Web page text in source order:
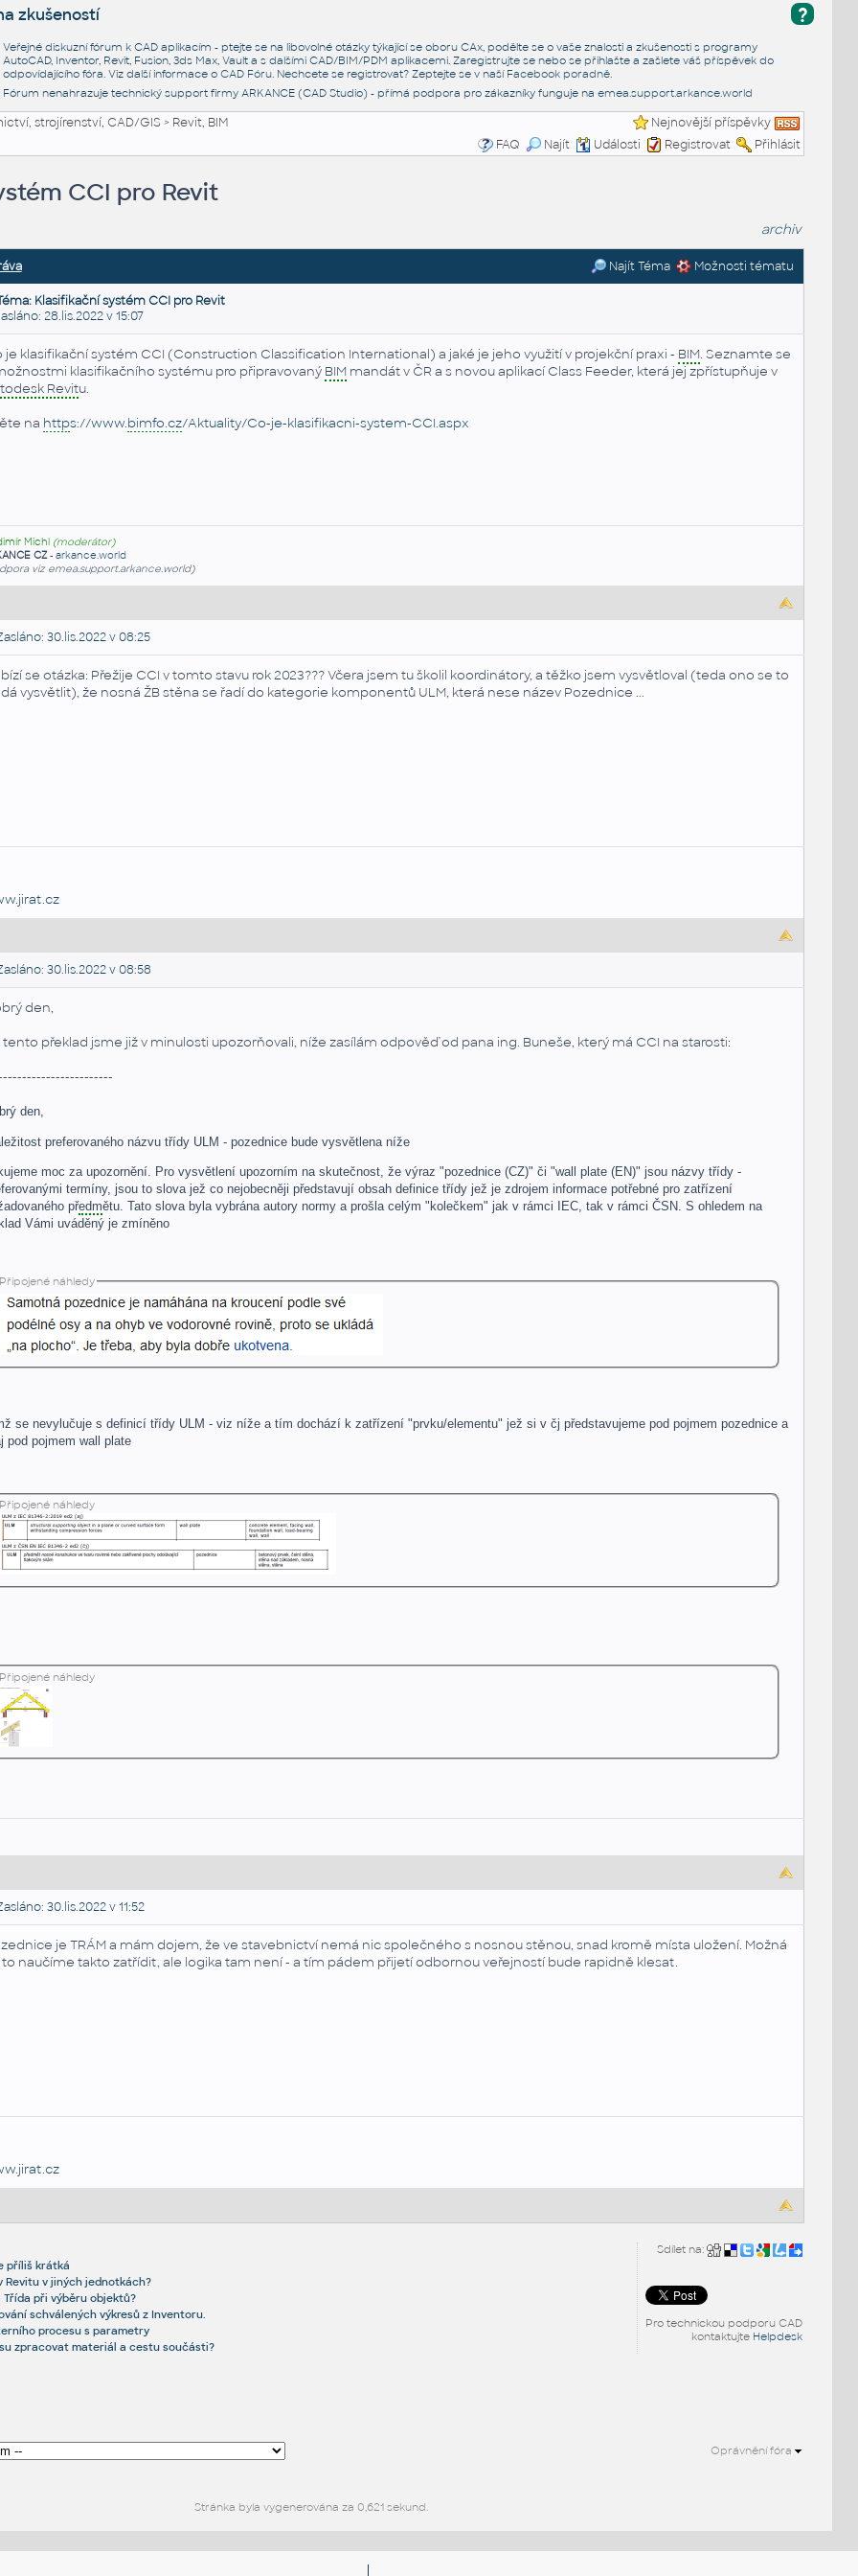
?
zkušeností
Veřejné diskuzní fórum k CAD aplikacím - ptejte se na libovolné otázky týkající se oboru CAx, podělte se o vaše znalosti a zkušenosti s programy
AutoCAD, Inventor, Revit, Fusion, 3ds Max, Vault a s dalšími CAD/BIM/PDM aplikacemi. Zaregistrujte se nebo se přihlašte a zašlete váš příspěvek do
odpovídajícího fóra. Viz další informace o CAD Fóru. Nechcete se registrovat? Zeptejte se v naší Facebook poradně.
Fórum nenahrazuje technický support firmy ARKANCE (CAD Studio) - přímá podpora pro zákazníky funguje na emea.support.arkance.world
strojírenství, CAD/GIS> Revit, BIM
Nejnovější příspěvky
FAQ
Najít Události Registrovat Přihlásit
CCI pro Revit
archiv
Najít Téma Možnosti tématu
Klasifikační systém CCI pro Revit
28.lis.2022 v 15:07
je klasifikační systém CCI (Construction Classification International) a jaké je jeho využití v projekční praxi - BIM. Seznamte se
klasifikačního systému pro připravovaný BIMmandát v ČR a s novou aplikací Class Feeder, která jej zpřístupňuje v
Revitu.
na https://www.bimfo.cz/Aktuality/Co-je-klasifikacni-system-CCI.aspx
Michl (moderátor)
CZ- arkance.world
viz emea.support.arkance.world)
30.lis.2022 v 08:25
se otázka: Přežije CCI v tomto stavu rok 2023??? Včera jsem tu školil koordinátory, a těžko jsem vysvětloval (teda ono se to
vysvětlit), že nosná ŽB stěna se řadí do kategorie komponentů ULM, která nese název Pozednice ...
30.lis.2022 v 08:58
den,
tento překlad jsme již v minulosti upozorňovali, níže zasílám odpověď od pana ing. Buneše, který má CCI na starosti:
den,
preferovaného názvu třídy ULM - pozednice bude vysvětlena níže
moc za upozornění. Pro vysvětlení upozorním na skutečnost, že výraz "pozednice (CZ)" či "wall plate (EN)" jsou názvy třídy -
termíny, jsou to slova jež co nejobecněji představují obsah definice třídy jež je zdrojem informace potřebné pro zatřízení
předmětu. Tato slova byla vybrána autory normy a prošla celým "kolečkem" jak v rámci IEC, tak v rámci ČSN. S ohledem na
Vámi uváděný je zmíněno
Připojené náhledy
se nevylučuje s definicí třídy ULM - viz níže a tím dochází k zatřízení "prvku/elementu" jež si v čj představujeme pod pojmem pozednice a
pod pojmem wall plate
Připojené náhledy
Připojené náhledy
30.lis.2022 v 11:52
je TRÁM a mám dojem, že ve stavebnictví nemá nic společného s nosnou stěnou, snad kromě místa uložení. Možná
to naučíme takto zatřídit, ale logika tam není - a tím pádem přijetí odbornou veřejností bude rapidně klesat.
Sdílet na:
Pro technickou podporu CAD
kontaktujte Helpdesk
příliš krátká
Revitu v jiných jednotkách?
Třída při výběru objektů?
schválených výkresů z Inventoru.
procesu s parametry
zpracovat materiál a cestu součásti?
Oprávnění fóra
Stránka byla vygenerována za 0,621 sekund.